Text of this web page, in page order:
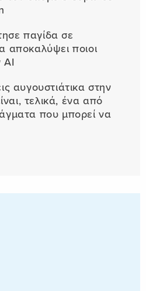
παγίδα σε
αποκαλύψει ποιοι
AI
αυγουστιάτικα στην
τελικά, ένα από
που μπορεί να